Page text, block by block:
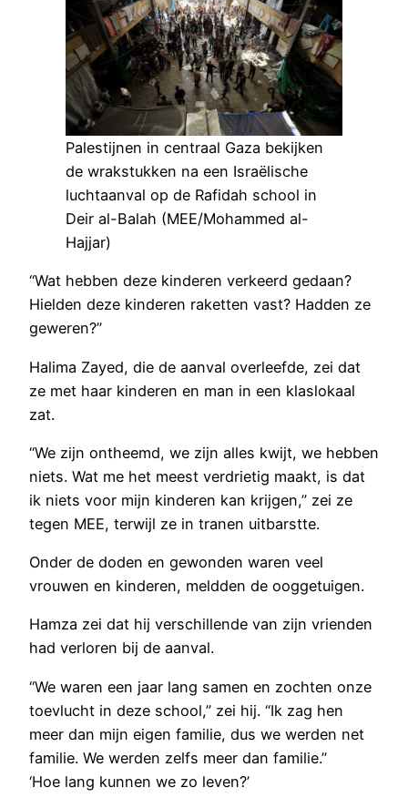
Palestijnen in centraal Gaza bekijken
de wrakstukken na een Israëlische
luchtaanval op de Rafidah school in
Deir al-Balah (MEE/Mohammed al-
Hajjar)
“Wat hebben deze kinderen verkeerd gedaan?
Hielden deze kinderen raketten vast? Hadden ze
geweren?”
Halima Zayed, die de aanval overleefde, zei dat
ze met haar kinderen en man in een klaslokaal
zat.
“We zijn ontheemd, we zijn alles kwijt, we hebben
niets. Wat me het meest verdrietig maakt, is dat
ik niets voor mijn kinderen kan krijgen,” zei ze
tegen MEE, terwijl ze in tranen uitbarstte.
Onder de doden en gewonden waren veel
vrouwen en kinderen, meldden de ooggetuigen.
Hamza zei dat hij verschillende van zijn vrienden
had verloren bij de aanval.
“We waren een jaar lang samen en zochten onze
toevlucht in deze school,” zei hij. “Ik zag hen
meer dan mijn eigen familie, dus we werden net
familie. We werden zelfs meer dan familie.”
‘Hoe lang kunnen we zo leven?’